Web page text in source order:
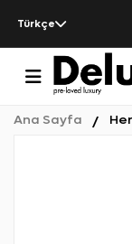
Türkçe
Ana Sayfa